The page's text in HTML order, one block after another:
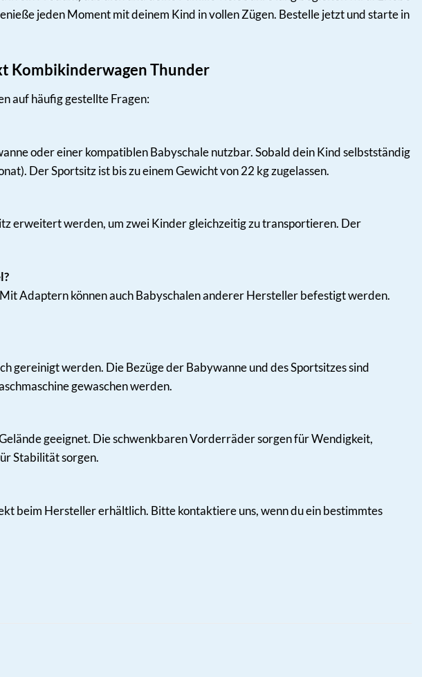
jeden Moment mit deinem Kind in vollen Zügen. Bestelle jetzt und starte in
Kombikinderwagen Thunder
auf häufig gestellte Fragen:
oder einer kompatiblen Babyschale nutzbar. Sobald dein Kind selbstständig
Der Sportsitz ist bis zu einem Gewicht von 22 kg zugelassen.
erweitert werden, um zwei Kinder gleichzeitig zu transportieren. Der
Adaptern können auch Babyschalen anderer Hersteller befestigt werden.
gereinigt werden. Die Bezüge der Babywanne und des Sportsitzes sind
gewaschen werden.
geeignet. Die schwenkbaren Vorderräder sorgen für Wendigkeit,
Stabilität sorgen.
beim Hersteller erhältlich. Bitte kontaktiere uns, wenn du ein bestimmtes